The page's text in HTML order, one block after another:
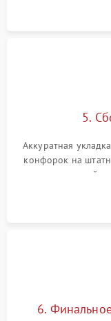
5.
Аккуратная
конфорок на
проверкой
термостойкого
6.